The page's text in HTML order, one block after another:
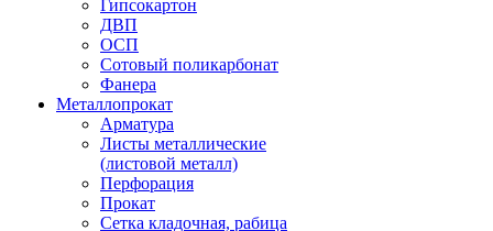
Гипсокартон
ДВП
ОСП
Сотовый поликарбонат
Фанера
Металлопрокат
Арматура
Листы металлические
(листовой металл)
Перфорация
Прокат
Сетка кладочная, рабица